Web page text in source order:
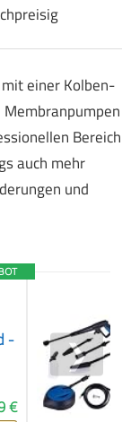
einer Kolben-
Bereich
auch mehr
und
-
€
❯